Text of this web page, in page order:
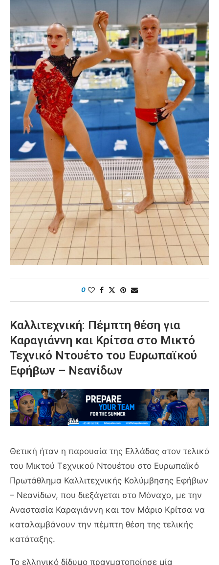
0
Καλλιτεχνική: Πέμπτη θέση για
Καραγιάννη και Κρίτσα στο Μικτό
Τεχνικό Ντουέτο του Ευρωπαϊκού
Εφήβων – Νεανίδων
Θετική ήταν η παρουσία της Ελλάδας στον τελικό
του Μικτού Τεχνικού Ντουέτου στο Ευρωπαϊκό
Πρωτάθλημα Καλλιτεχνικής Κολύμβησης Εφήβων
– Νεανίδων, που διεξάγεται στο Μόναχο, με την
Αναστασία Καραγιάννη και τον Μάριο Κρίτσα να
καταλαμβάνουν την πέμπτη θέση της τελικής
κατάταξης.
Το ελληνικό δίδυμο πραγματοποίησε μία